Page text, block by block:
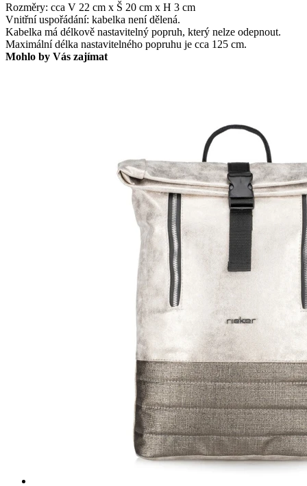
Rozměry: cca V 22 cm x Š 20 cm x H 3 cm
Vnitřní uspořádání: kabelka není dělená.
Kabelka má délkově nastavitelný popruh, který nelze odepnout.
Maximální délka nastavitelného popruhu je cca 125 cm.
Mohlo by Vás zajímat